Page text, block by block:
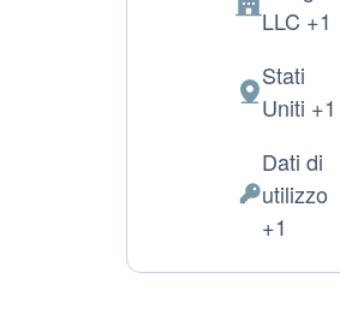
Azienda:
LLC +1
Luogo
trattamento:
Stati
Uniti +1
Dati
Personali
trattati:
Dati di
utilizzo
+1